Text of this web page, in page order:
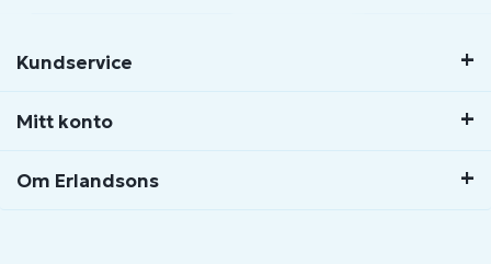
Kundservice
Mitt konto
Om Erlandsons